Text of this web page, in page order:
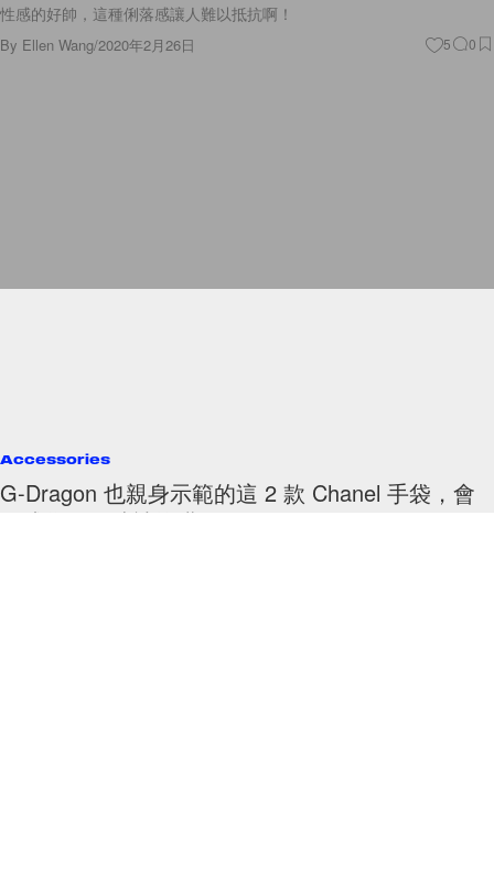
性感的好帥，這種俐落感讓人難以抵抗啊！
By Ellen Wang/2020年2月26日 5 0
Accessories
G-Dragon 也親身示範的這 2 款 Chanel 手袋，會
否成為下一波被搶購 It Bag？